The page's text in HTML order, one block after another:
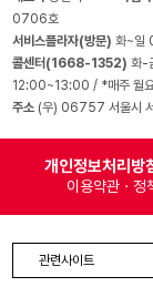
0706호
서비스플라자(방문)화~일
콜센터(1668-1352)화-
12:00~13:00 / *매주 월요
주소 (우) 06757 서울시
개인정보처리방
이용약관 · 정
관련사이트